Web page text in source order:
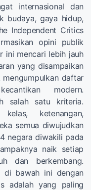
internasional dan
budaya, gaya hidup,
Independent Critics
opini publik
ini mencari lebih jauh
yang disampaikan
daftar
modern.
salah satu kriteria.
ketenangan,
semua diwujudkan
negara diwakili pada
naik setiap
dan berkembang.
di bawah ini dengan
adalah yang paling